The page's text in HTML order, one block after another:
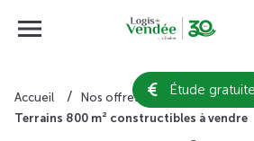
Étude gratuite
Accueil
Nos offres de terrain
Terrains 800 m² constructibles à vendre